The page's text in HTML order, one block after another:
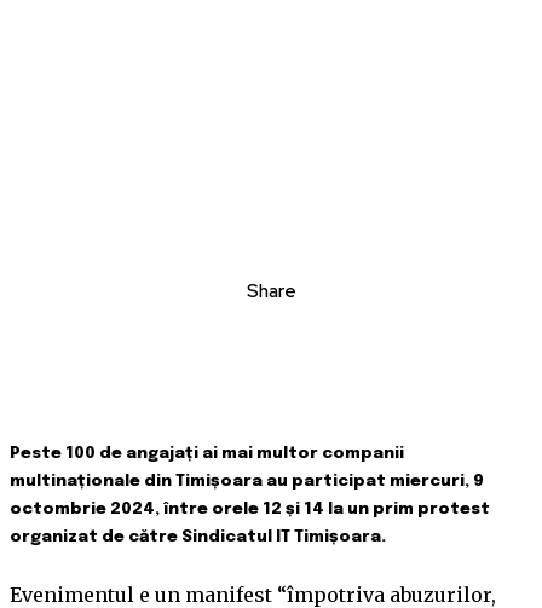
Share
Peste 100 de angajați ai mai multor companii
multinaționale din Timișoara au participat miercuri, 9
octombrie 2024, între orele 12 și 14 la un prim protest
organizat de către Sindicatul IT Timișoara.
Evenimentul e un manifest “împotriva abuzurilor,